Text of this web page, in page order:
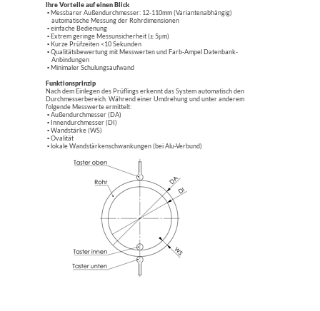
Ihre Vorteile auf einen Blick
Messbarer Außendurchmesser: 12-110mm (Variantenabhängig)
automatische Messung der Rohrdimensionen
einfache Bedienung
Extrem geringe Messunsicherheit (± 5μm)
Kurze Prüfzeiten <10 Sekunden
Qualitätsbewertung mit Messwerten und Farb-Ampel Datenbank-
Anbindungen
Minimaler Schulungsaufwand
Funktionsprinzip
Nach dem Einlegen des Prüflings erkennt das System automatisch den
Durchmesserbereich. Während einer Umdrehung und unter anderem
folgende Messwerte ermittelt:
Außendurchmesser (DA)
Innendurchmesser (DI)
Wandstärke (WS)
Ovalität
lokale Wandstärkenschwankungen (bei Alu-Verbund)